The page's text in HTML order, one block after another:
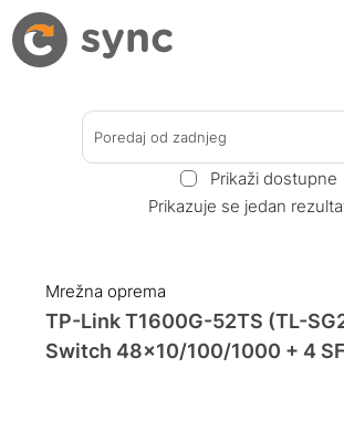
Poredaj od zadnjeg
Prikaži dostupne
Prikazuje se jedan
Mrežna oprema
TP-Link T1600G-52TS (TL-
Switch 48×10/100/1000 + 4